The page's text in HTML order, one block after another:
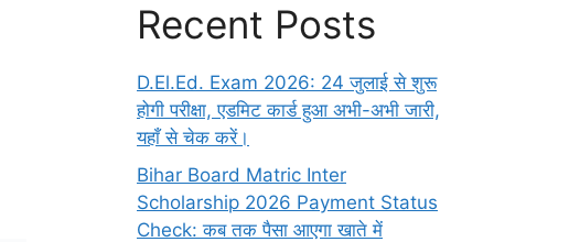
Recent Posts
D.El.Ed. Exam 2026: 24 जुलाई से शुरू
होगी परीक्षा, एडमिट कार्ड हुआ अभी-अभी जारी,
यहाँ से चेक करें।
Bihar Board Matric Inter
Scholarship 2026 Payment Status
Check: कब तक पैसा आएगा खाते में